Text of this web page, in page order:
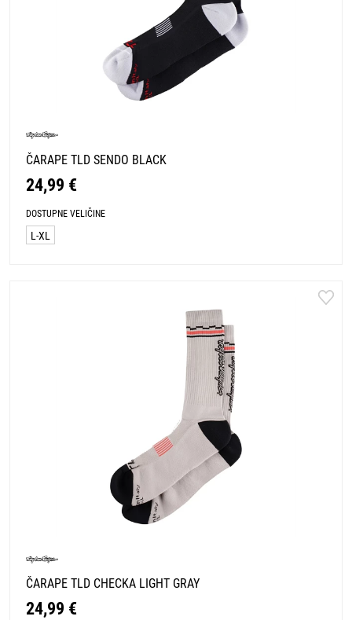
ČARAPE TLD SENDO BLACK
24,99 €
DOSTUPNE VELIČINE
L-XL
ČARAPE TLD CHECKA LIGHT GRAY
24,99 €